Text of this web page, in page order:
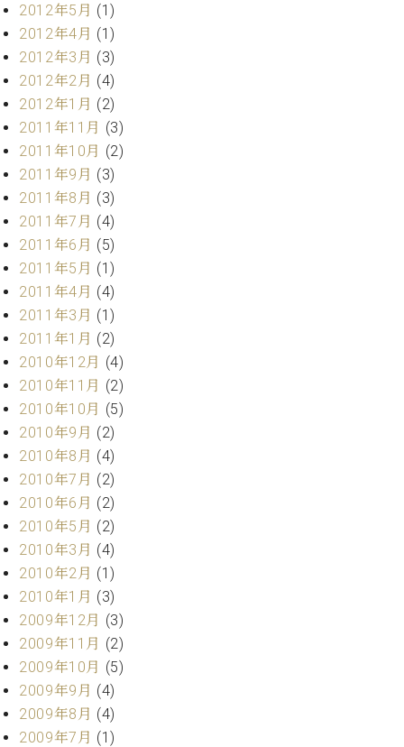
ー
ビ
(
調
律
)
フ
タ
ー
サ
ー
ス
(調
律)
調
律
師
介
調
律
料
金
お
問
い
合
わ
せ
尾山調律師のブ
ログ Die
Musikgasse（音
楽の小道）
2012年5月 (1)
2012年4月 (1)
2012年3月 (3)
2012年2月 (4)
2012年1月 (2)
2011年11月 (3)
2011年10月 (2)
2011年9月 (3)
2011年8月 (3)
2011年7月 (4)
2011年6月 (5)
2011年5月 (1)
2011年4月 (4)
2011年3月 (1)
2011年1月 (2)
2010年12月 (4)
2010年11月 (2)
2010年10月 (5)
2010年9月 (2)
2010年8月 (4)
2010年7月 (2)
2010年6月 (2)
2010年5月 (2)
2010年3月 (4)
2010年2月 (1)
2010年1月 (3)
2009年12月 (3)
2009年11月 (2)
2009年10月 (5)
2009年9月 (4)
2009年8月 (4)
2009年7月 (1)